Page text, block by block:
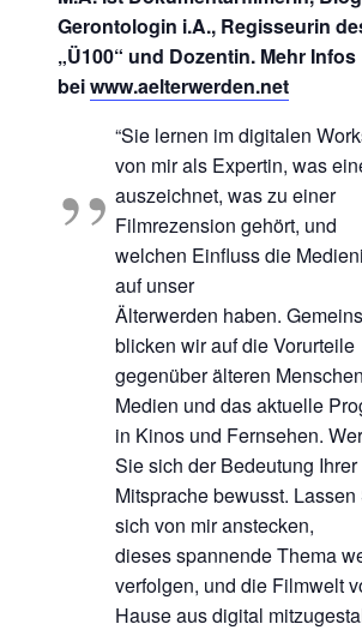
Gerontologin i.A., Regisseurin
„Ü100“ und Dozentin. Mehr Infos
beiwww.aelterwerden.net
“Sie lernen im digitalen
von mir als Expertin, was
auszeichnet, was zu einer
Filmrezension gehört, und
welchen Einfluss die
auf unser
Älterwerden haben.
blicken wir auf die Vorurteile
gegenüber älteren
Medien und das aktuelle
in Kinos und Fernsehen.
Sie sich der Bedeutung Ihrer
Mitsprache bewusst. Lassen
sich von mir anstecken,
dieses spannende Thema
verfolgen, und die Filmwelt
Hause aus digital